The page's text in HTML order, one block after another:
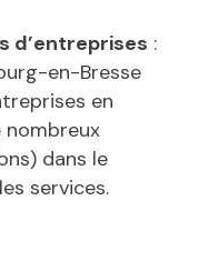
d’entreprises :
en-Bresse
en
dans le
services.